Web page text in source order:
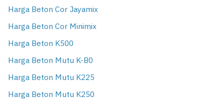
Harga Beton Cor Jayamix
Harga Beton Cor Minimix
Harga Beton K500
Harga Beton Mutu K-B0
Harga Beton Mutu K225
Harga Beton Mutu K250